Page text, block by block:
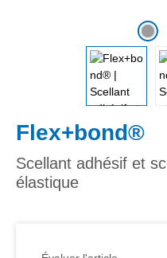
Flex+bond®
Scellant adhésif et
élastique